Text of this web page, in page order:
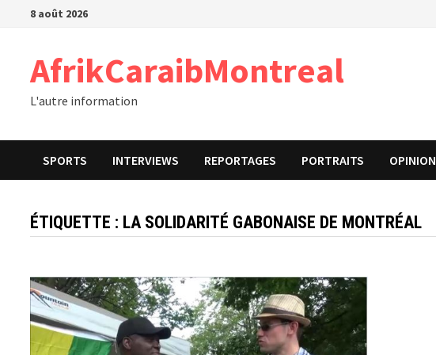
Passer8 août 2026
AfrikCaraibMontreal
L'autre information
SPORTS INTERVIEWS REPORTAGES PORTRAITS OPINION
ÉTIQUETTE : LA SOLIDARITÉ GABONAISE DE MONTRÉAL